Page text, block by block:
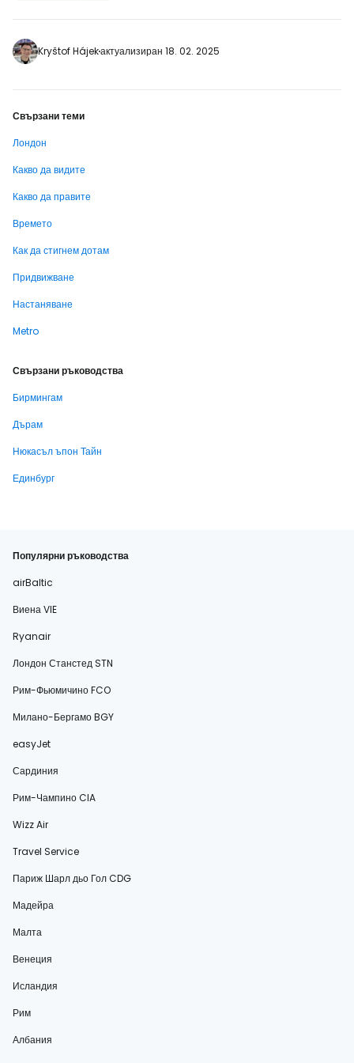
стадиони в света определено е
преживяване за всички фенове. [btn "Най-
Kryštof Hájekактуализиран 18. 02. 2025
Свързани теми
Лондон
Какво да видите
Какво да правите
Времето
Как да стигнем дотам
Придвижване
Настаняване
Metro
Свързани ръководства
Бирмингам
Дърам
Нюкасъл ъпон Тайн
Единбург
Популярни ръководства
airBaltic
Виена VIE
Ryanair
Лондон Станстед STN
Рим-Фьюмичино FCO
Милано-Бергамо BGY
easyJet
Сардиния
Рим-Чампино CIA
Wizz Air
Travel Service
Париж Шарл дьо Гол CDG
Мадейра
Малта
Венеция
Исландия
Рим
Албания